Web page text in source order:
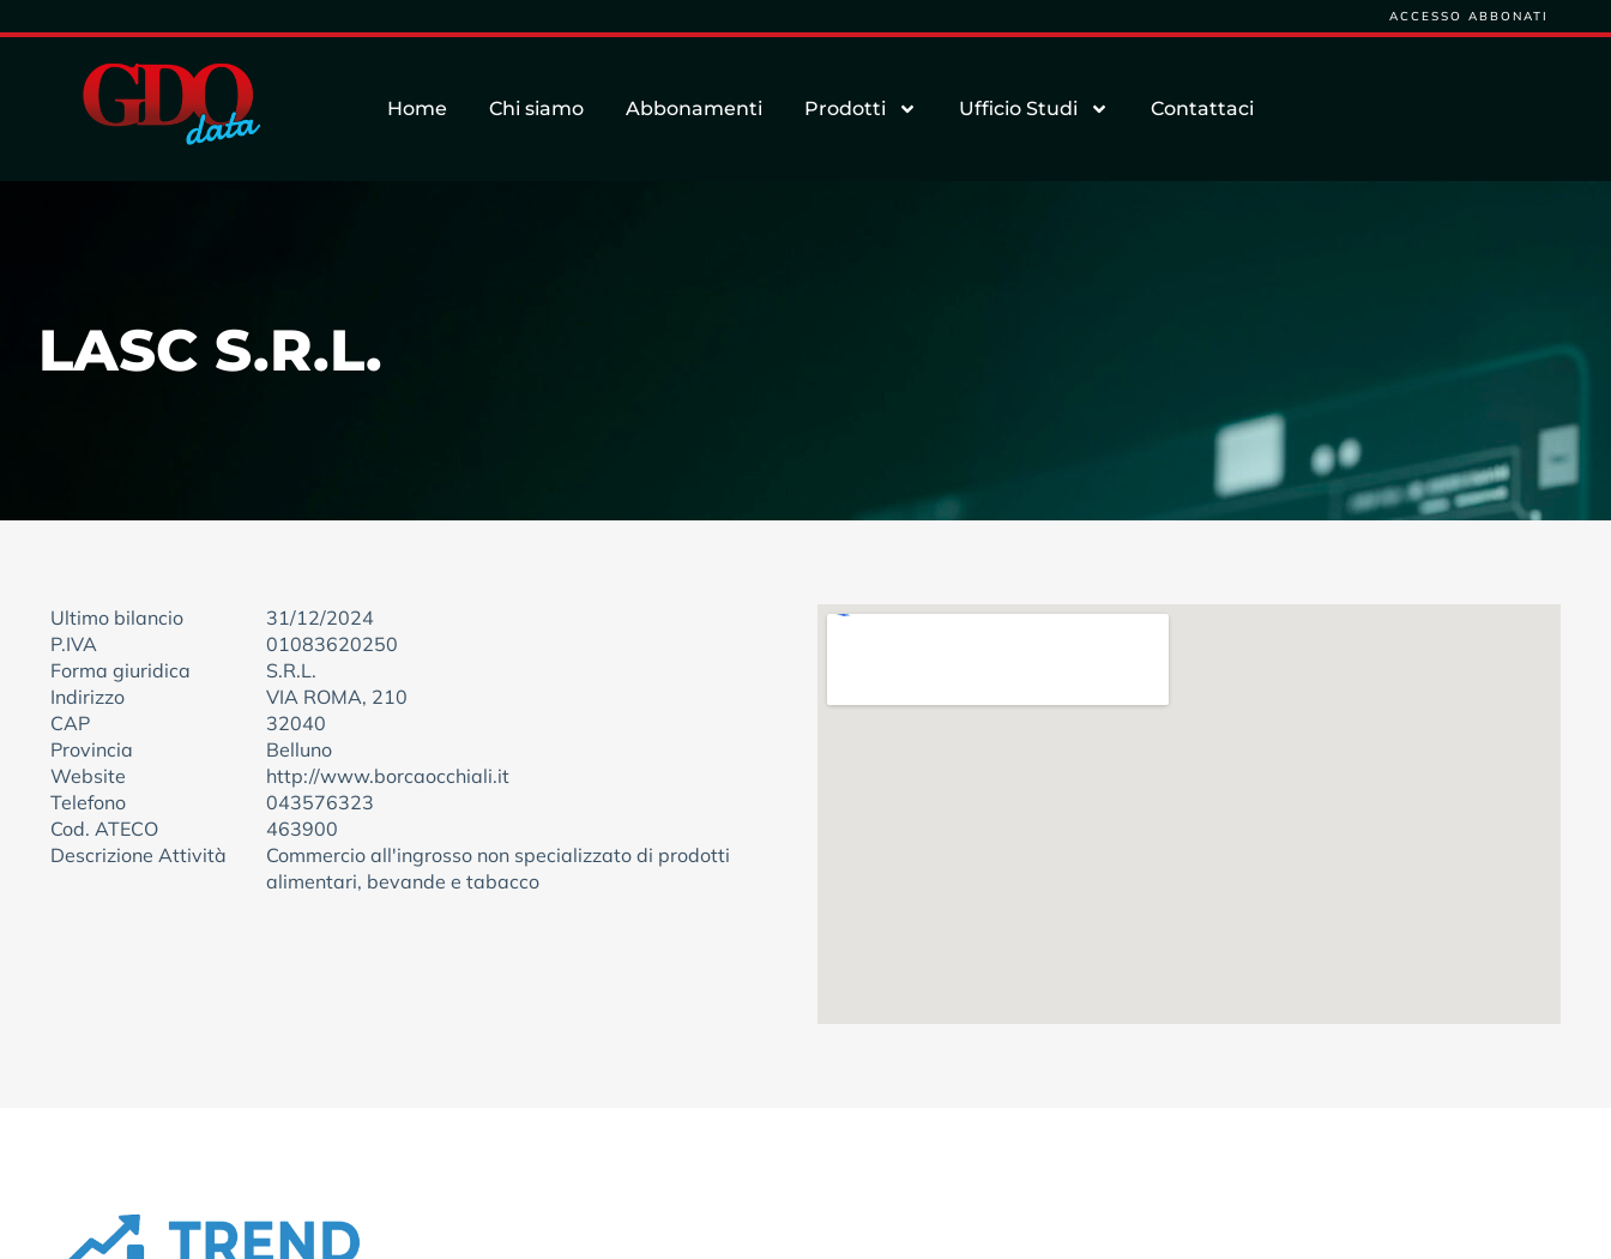
ACCESSO ABBONATI
Home Chi siamo Abbonamenti Prodotti Ufficio Studi Contattaci
LASC S.R.L.
Ultimo bilancio
31/12/2024
P.IVA
01083620250
Forma giuridica
S.R.L.
Indirizzo
VIA ROMA, 210
CAP
32040
Provincia
Belluno
Website
http://www.borcaocchiali.it
Telefono
043576323
Cod. ATECO
463900
Descrizione Attività
Commercio all'ingrosso non specializzato di prodotti
alimentari, bevande e tabacco